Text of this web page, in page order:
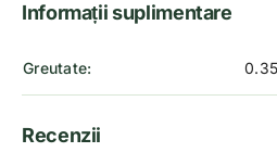
Informații suplimentare
Greutate
Recenzii